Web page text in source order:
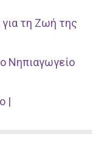
τη Ζωή της
Νηπιαγωγείο
|